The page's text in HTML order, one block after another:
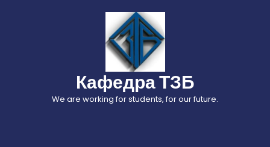
Кафедра ТЗБ
We are working for students, for our future.